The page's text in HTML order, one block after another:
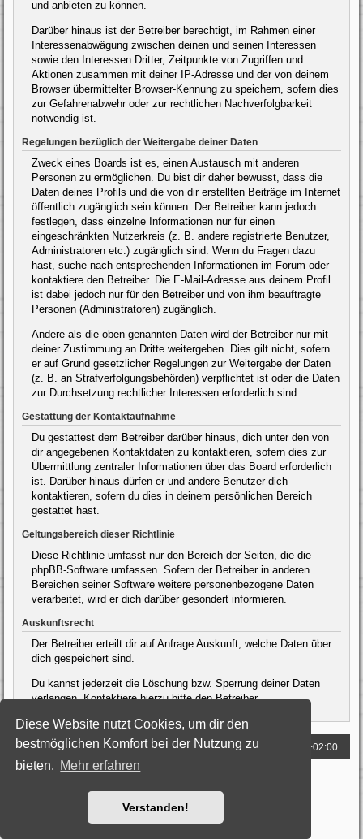
Diese Website nutzt Cookies, um dir den
bestmöglichen Komfort bei der Nutzung zu
bieten. Mehr erfahren
Verstanden!
und anbieten zu können.
Darüber hinaus ist der Betreiber berechtigt, im Rahmen einer
Interessenabwägung zwischen deinen und seinen Interessen
sowie den Interessen Dritter, Zeitpunkte von Zugriffen und
Aktionen zusammen mit deiner IP-Adresse und der von deinem
Browser übermittelter Browser-Kennung zu speichern, sofern dies
zur Gefahrenabwehr oder zur rechtlichen Nachverfolgbarkeit
notwendig ist.
Regelungen bezüglich der Weitergabe deiner Daten
Zweck eines Boards ist es, einen Austausch mit anderen
Personen zu ermöglichen. Du bist dir daher bewusst, dass die
Daten deines Profils und die von dir erstellten Beiträge im Internet
öffentlich zugänglich sein können. Der Betreiber kann jedoch
festlegen, dass einzelne Informationen nur für einen
eingeschränkten Nutzerkreis (z. B. andere registrierte Benutzer,
Administratoren etc.) zugänglich sind. Wenn du Fragen dazu
hast, suche nach entsprechenden Informationen im Forum oder
kontaktiere den Betreiber. Die E-Mail-Adresse aus deinem Profil
ist dabei jedoch nur für den Betreiber und von ihm beauftragte
Personen (Administratoren) zugänglich.
Andere als die oben genannten Daten wird der Betreiber nur mit
deiner Zustimmung an Dritte weitergeben. Dies gilt nicht, sofern
er auf Grund gesetzlicher Regelungen zur Weitergabe der Daten
(z. B. an Strafverfolgungsbehörden) verpflichtet ist oder die Daten
zur Durchsetzung rechtlicher Interessen erforderlich sind.
Gestattung der Kontaktaufnahme
Du gestattest dem Betreiber darüber hinaus, dich unter den von
dir angegebenen Kontaktdaten zu kontaktieren, sofern dies zur
Übermittlung zentraler Informationen über das Board erforderlich
ist. Darüber hinaus dürfen er und andere Benutzer dich
kontaktieren, sofern du dies in deinem persönlichen Bereich
gestattet hast.
Geltungsbereich dieser Richtlinie
Diese Richtlinie umfasst nur den Bereich der Seiten, die die
phpBB-Software umfassen. Sofern der Betreiber in anderen
Bereichen seiner Software weitere personenbezogene Daten
verarbeitet, wird er dich darüber gesondert informieren.
Auskunftsrecht
Der Betreiber erteilt dir auf Anfrage Auskunft, welche Daten über
dich gespeichert sind.
Du kannst jederzeit die Löschung bzw. Sperrung deiner Daten
verlangen. Kontaktiere hierzu bitte den Betreiber.
Foren-Übersicht Alle Zeiten sind UTC+02:00
Powered byphpBB® Forum Software © phpBB Limited
Deutsche Übersetzung durchphpBB.de
Style: Black-Silver by Joyce&Luna
phpBB-Style-Design
Nutzungsbedingungen